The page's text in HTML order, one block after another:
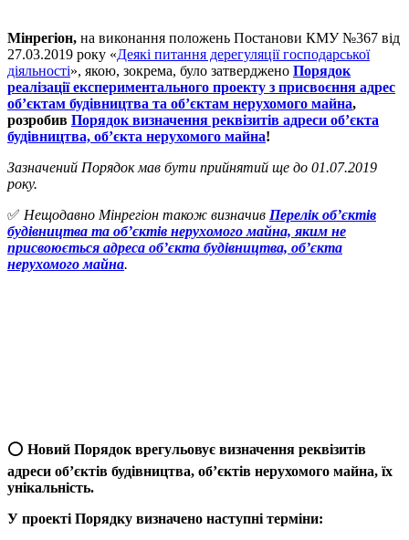
Мінрегіон, на виконання положень Постанови КМУ №367 від
27.03.2019 року «Деякі питання дерегуляції господарської
діяльності», якою, зокрема, було затверджено Порядок
реалізації експериментального проекту з присвоєння адрес
об’єктам будівництва та об’єктам нерухомого майна,
розробив Порядок визначення реквізитів адреси об’єкта
будівництва, об’єкта нерухомого майна!
Зазначений Порядок мав бути прийнятий ще до 01.07.2019
року.
✅ Нещодавно Мінрегіон також визначив Перелік об’єктів
будівництва та об’єктів нерухомого майна, яким не
присвоюється адреса об’єкта будівництва, об’єкта
нерухомого майна.
⭕️ Новий Порядок врегульовує визначення реквізитів
адреси об’єктів будівництва, об’єктів нерухомого майна, їх
унікальність.
У проекті Порядку визначено наступні терміни: